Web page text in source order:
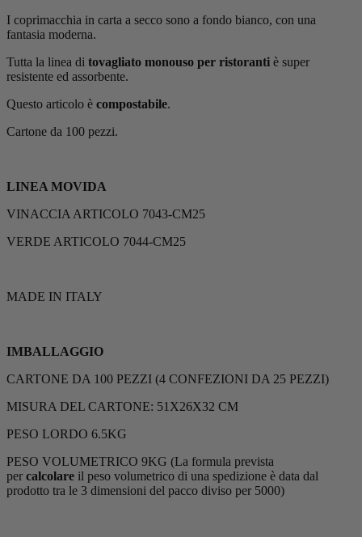
I coprimacchia in carta a secco sono a fondo bianco, con una
fantasia moderna.
Tutta la linea di tovagliato monouso per ristoranti è super
resistente ed assorbente.
Questo articolo è compostabile.
Cartone da 100 pezzi.
LINEA MOVIDA
VINACCIA ARTICOLO 7043-CM25
VERDE ARTICOLO 7044-CM25
MADE IN ITALY
IMBALLAGGIO
CARTONE DA 100 PEZZI (4 CONFEZIONI DA 25 PEZZI)
MISURA DEL CARTONE: 51X26X32 CM
PESO LORDO 6.5KG
PESO VOLUMETRICO 9KG (La formula prevista
per calcolare il peso volumetrico di una spedizione è data dal
prodotto tra le 3 dimensioni del pacco diviso per 5000)